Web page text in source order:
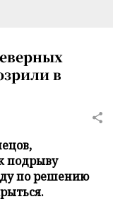
в
подрыву
по решению